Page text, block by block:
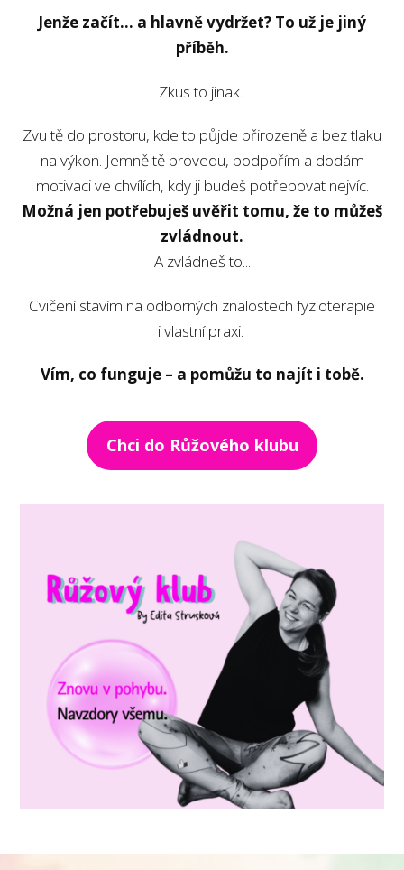
Jenže začít… a hlavně vydržet? To už je jiný
příběh.
Zkus to jinak.
Zvu tě do prostoru, kde to půjde přirozeně a bez tlaku
na výkon. Jemně tě provedu, podpořím a dodám
motivaci ve chvílích, kdy ji budeš potřebovat nejvíc.
Možná jen potřebuješ uvěřit tomu, že to můžeš
zvládnout.
A zvládneš to...
Cvičení stavím na odborných znalostech fyzioterapie
i vlastní praxi.
Vím, co funguje – a pomůžu to najít i tobě.
Chci do Růžového klubu